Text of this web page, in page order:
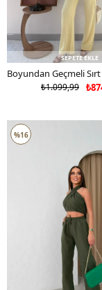
SEPETE EKLE
₺1.099,99
%16